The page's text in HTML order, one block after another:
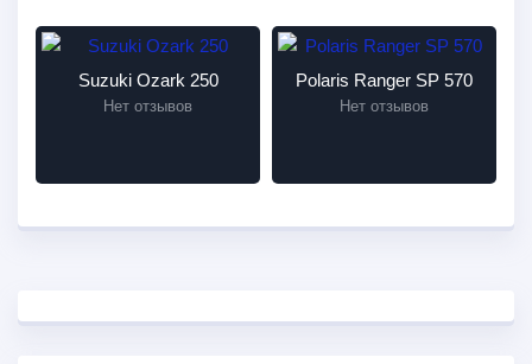
Suzuki Ozark 250
Нет отзывов
Polaris Ranger SP 570
Нет отзывов